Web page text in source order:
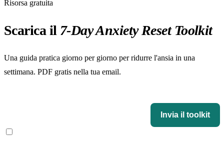
Risorsa gratuita
Scarica il 7-Day Anxiety Reset Toolkit
Una guida pratica giorno per giorno per ridurre l'ansia in una
settimana. PDF gratis nella tua email.
Invia il toolkit